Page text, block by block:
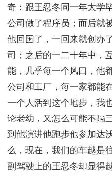
奇：跟王忍冬同一年大学
公司做了程序员；而后就
他回国了，一回来就创办
司；之后的一二十年中，
能，几乎每一个风口，他
公司和工厂，每一家都能
一个人活到这个地步，我
论老幼，又怎么可能不隔
到他演讲他跑步他参加达
么，现在，我们的车越是
副驾驶上的王忍冬却显得